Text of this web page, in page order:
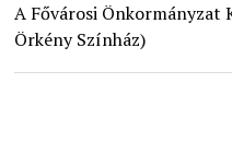
A Fővárosi Önkormányzat
Örkény Színház)